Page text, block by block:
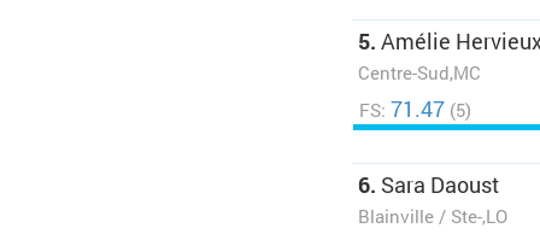
5. Amélie
Centre-Sud,MC
FS: 71.47 (5)
6. Sara Daoust
Blainville / Ste-,LO